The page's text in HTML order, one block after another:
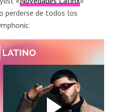
perderse de todos los